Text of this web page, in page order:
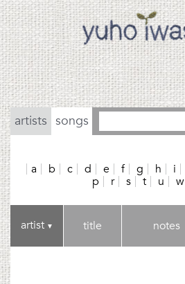
artists songs
a b c d e f g h i
p
r s t u w
artist▼ title notes